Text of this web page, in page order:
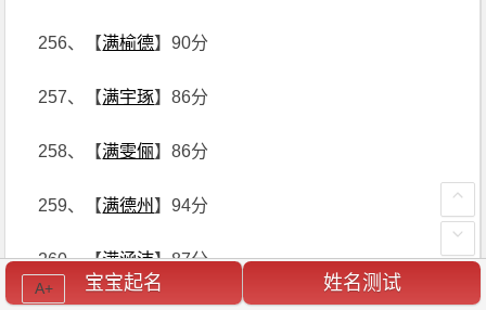
256、【满榆德】90分
257、【满宇琢】86分
258、【满雯俪】86分
259、【满德州 】94分
260、【满涵沛】87分
宝宝起名 姓名测试
A+